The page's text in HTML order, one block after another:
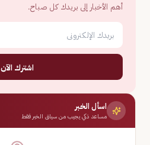
أهم الأخبار إلى بريدك كل صباح.
اشترك الآن
اسأل الخبر
مساعد ذكي يجيب من سياق الخبر فقط